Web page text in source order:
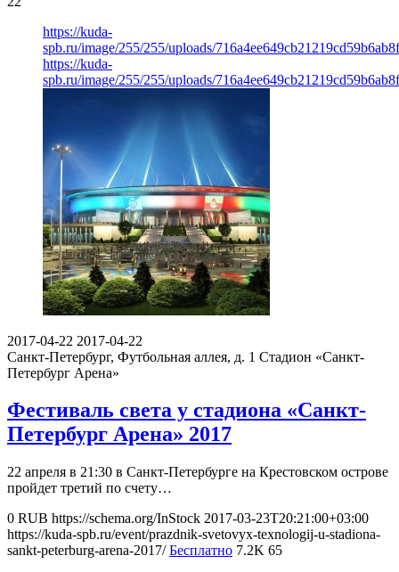
https://kuda-
spb.ru/image/255/255/uploads/
https://kuda-
spb.ru/image/255/255/uploads/
2017-04-22 2017-04-22
Санкт-Петербург, Футбольная аллея, д. 1 Стадион «Санкт-
Петербург Арена»
Фестиваль света у стадиона «Санкт-
Петербург Арена» 2017
22 апреля в 21:30 в Санкт-Петербурге на Крестовском острове
пройдет третий по счету…
0 RUB https://schema.org/InStock 2017-03-23T20:21:00+03:00
https://kuda-spb.ru/event/prazdnik-svetovyx-texnologij-u-stadiona-
sankt-peterburg-arena-2017/ Бесплатно 7.2K 65